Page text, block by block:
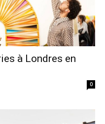
à Londres en
0